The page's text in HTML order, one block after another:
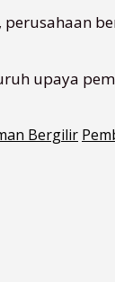
upaya
Bergilir